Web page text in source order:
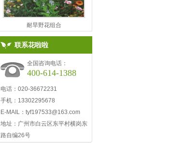
耐旱野花组合
联系花啦啦
全国咨询电话：
400-614-1388
电话：020-36672231
手机：13302295678
E-MAIL： tyf197533@163.com
地址：广州市白云区东平村横岗东
路自编26号